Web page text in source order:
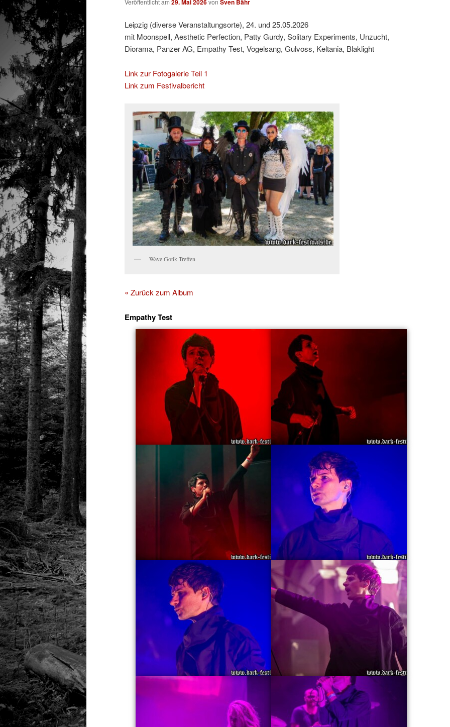
29. Mai 2026 Sven Bähr
Leipzig (diverse Veranstaltungsorte), 24. und 25.05.2026
mit Moonspell, Aesthetic Perfection, Patty Gurdy, Solitary Experiments, Unzucht,
Diorama, Panzer AG, Empathy Test, Vogelsang, Gulvoss, Keltania, Blaklight
Link zur Fotogalerie Teil 1
Link zum Festivalbericht
Wave Gotik Treffen
« Zurück zum Album
Empathy Test